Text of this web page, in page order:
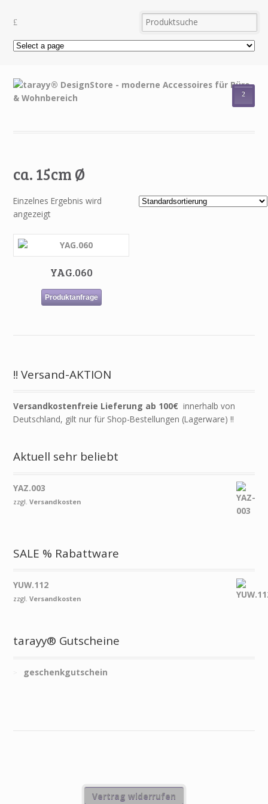
²
ca. 15cm Ø
Einzelnes Ergebnis wird
angezeigt
YAG.060
Produktanfrage
!! Versand-AKTION
Versandkostenfreie Lieferung ab 100€ innerhalb von
Deutschland, gilt nur für Shop-Bestellungen (Lagerware) !!
Aktuell sehr beliebt
YAZ.003
zzgl.Versandkosten
SALE % Rabattware
YUW.112
zzgl.Versandkosten
tarayy® Gutscheine
geschenkgutschein
Vertrag widerrufen